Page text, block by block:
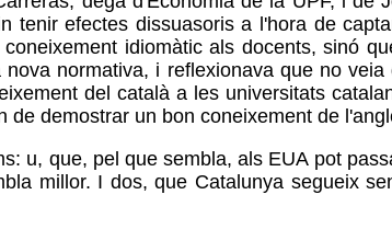
tenir efectes dissuasoris a l'hora de
idiomàtic als docents, sinó
normativa, i reflexionava que no
del català a les universitats
demostrar un bon coneixement de
u, que, pel que sembla, als EUA pot
millor. I dos, que Catalunya segueix